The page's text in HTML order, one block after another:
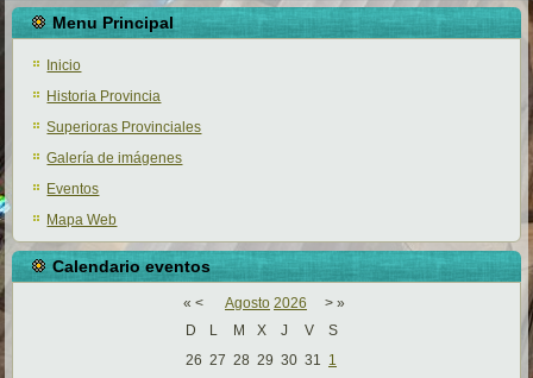
Menu Principal
Inicio
Historia Provincia
Superioras Provinciales
Galería de imágenes
Eventos
Mapa Web
Calendario eventos
« < Agosto 2026 > »
D
L M X J V
S
26 27 28 29 30 31 1